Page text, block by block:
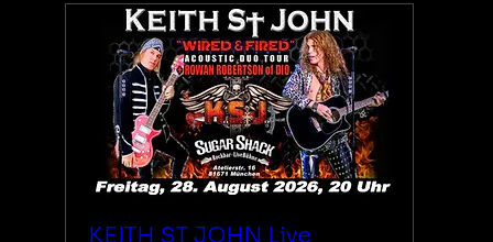
KEITH ST JOHN Live